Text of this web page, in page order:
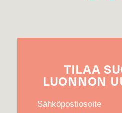
TILAA
LUONNON
Sähköpostiosoite